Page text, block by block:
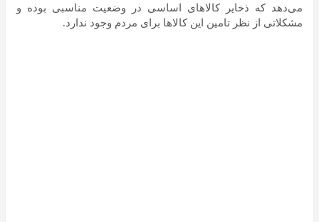
می‌دهد که ذخایر کالا‌های اساسی در وضعیت مناسبی بوده و
مشکلاتی از نظر تامین این کالا‌ها برای مردم وجود ندارد.